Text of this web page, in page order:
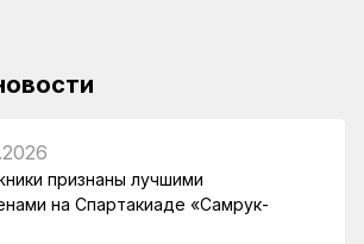
признаны лучшими
на Спартакиаде «Самрук-